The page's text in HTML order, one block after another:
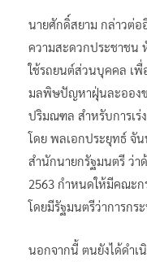
นายศักดิ์สยาม กล่าวต่
ความสะดวกประชาชน
ใช้รถยนต์ส่วนบุคคล เ
มลพิษปัญหาฝุ่นละอองข
ปริมณฑล สำหรับการเร่
โดย พลเอกประยุทธ์ จั
สำนักนายกรัฐมนตรี ว่า
2563 กำหนดให้มีคณะก
โดยมีรัฐมนตรีว่าการกร
นอกจากนี้ ตนยังได้ดำเ